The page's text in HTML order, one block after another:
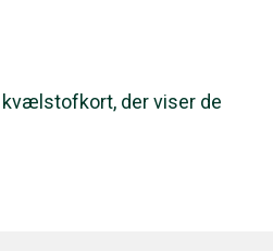
der viser de